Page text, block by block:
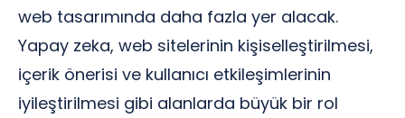
web tasarımında daha fazla yer alacak.
Yapay zeka, web sitelerinin kişiselleştirilmesi,
içerik önerisi ve kullanıcı etkileşimlerinin
iyileştirilmesi gibi alanlarda büyük bir rol